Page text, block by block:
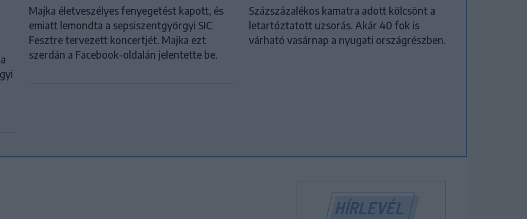
Majka életveszélyes fenyegetést kapott, és
emiatt lemondta a sepsiszentgyörgyi SIC
Fesztre tervezett koncertjét. Majka ezt
szerdán a Facebook-oldalán jelentette be.
Százszázalékos kamatra adott kölcsönt a
letartóztatott uzsorás. Akár 40 fok is
várható vasárnap a nyugati országrészben.
HÍRLEVÉL